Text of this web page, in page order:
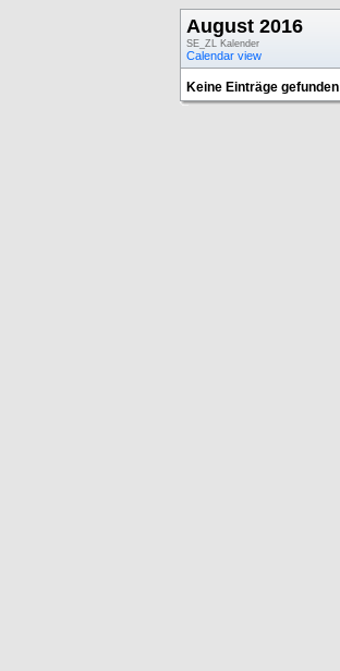
August 2016
SE_ZL Kalender
Calendar view
Keine Einträge gefunden